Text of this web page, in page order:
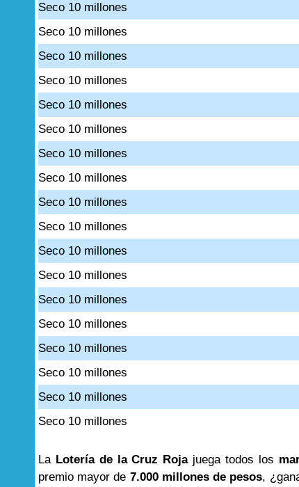
Seco 10 millones
Seco 10 millones
Seco 10 millones
Seco 10 millones
Seco 10 millones
Seco 10 millones
Seco 10 millones
Seco 10 millones
Seco 10 millones
Seco 10 millones
Seco 10 millones
Seco 10 millones
Seco 10 millones
Seco 10 millones
Seco 10 millones
Seco 10 millones
Seco 10 millones
Seco 10 millones
La Lotería de la Cruz Rojajuega todos los
premio mayor de 7.000 millones de pesos,